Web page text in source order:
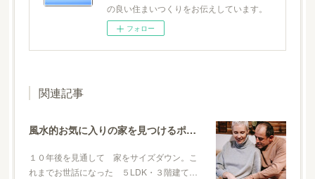
の良い住まいつくりをお伝えしています。
フォロー
関連記事
風水的お気に入りの家を見つけるポイント
１０年後を見通して 家をサイズダウン。こ
れまでお世話になった ５LDK・３階建て…